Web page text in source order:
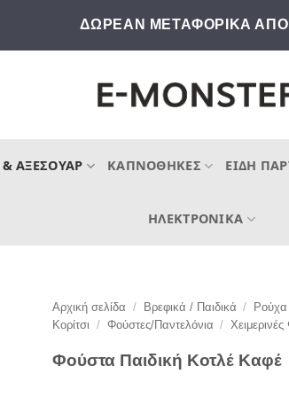
ΔΩΡΕΑΝ ΜΕΤΑΦΟΡΙΚΑ ΑΠΟ
ΑΞΕΣΟΥΆΡ ΚΑΠΝΟΘΉΚΕΣ ΕΊΔΗ
ΗΛΕΚΤΡΟΝΙΚΆ
Αρχική σελίδα / Βρεφικά / Παιδικά /
Κορίτσι / Φούστες/Παντελόνια /
Φούστα Παιδική Κοτλέ Καφέ